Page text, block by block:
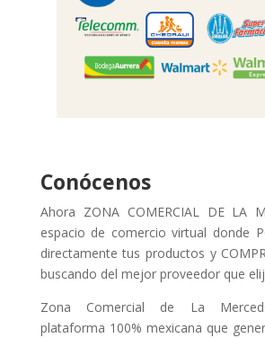
Conócenos
Ahora ZONA COMERCIAL DE LA
espacio de comercio virtual donde
directamente tus productos y
buscando del mejor proveedor que
Zona Comercial de La
plataforma 100% mexicana que